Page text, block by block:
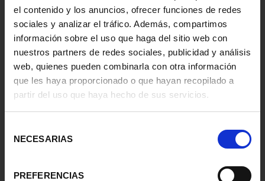
el contenido y los anuncios, ofrecer funciones de redes
sociales y analizar el tráfico. Además, compartimos
información sobre el uso que haga del sitio web con
nuestros partners de redes sociales, publicidad y análisis
web, quienes pueden combinarla con otra información
que les haya proporcionado o que hayan recopilado a
partir del uso que haya hecho de sus servicios.
NECESARIAS
PREFERENCIAS
Información General
Contacto
Preguntas Frequentes (FAQs)
Aviso Legal
Condiciones Legales